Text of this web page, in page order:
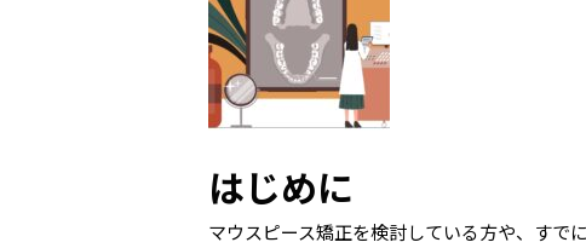
はじめに
マウスピース矯正を検討している方や、すで